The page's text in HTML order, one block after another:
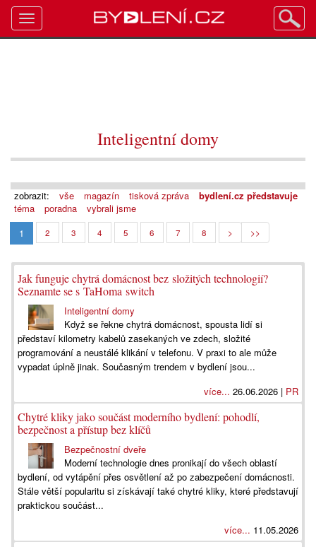
Inteligentní domy
zobrazit: vše magazín tisková zpráva
bydlení.cz představuje
téma
poradna
vybrali jsme
1
2 3 4 5 6 7 8 > >>
Jak funguje chytrá domácnost bez složitých technologií?
Seznamte se s TaHoma switch
Inteligentní domy
Když se řekne chytrá domácnost, spousta lidí si
představí kilometry kabelů zasekaných ve zdech, složité
programování a neustálé klikání v telefonu. V praxi to ale může
vypadat úplně jinak. Současným trendem v bydlení jsou...
více... 26.06.2026 | PR
Chytré kliky jako součást moderního bydlení: pohodlí,
bezpečnost a přístup bez klíčů
Bezpečnostní dveře
Moderní technologie dnes pronikají do všech oblastí
bydlení, od vytápění přes osvětlení až po zabezpečení domácnosti.
Stále větší popularitu si získávají také chytré kliky, které představují
praktickou součást...
více... 11.05.2026
Toggle
navigation